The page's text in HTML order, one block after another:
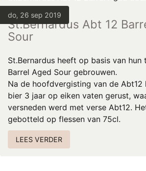
do, 26 sep 2019
St.Bernardus Abt 12
Sour
St.Bernardus heeft op basis van hun
Barrel Aged Sour gebrouwen.
Na de hoofdvergisting van de Abt12
bier 3 jaar op eiken vaten gerust,
versneden werd met verse Abt12.
gebotteld op flessen van 75cl.
LEES VERDER